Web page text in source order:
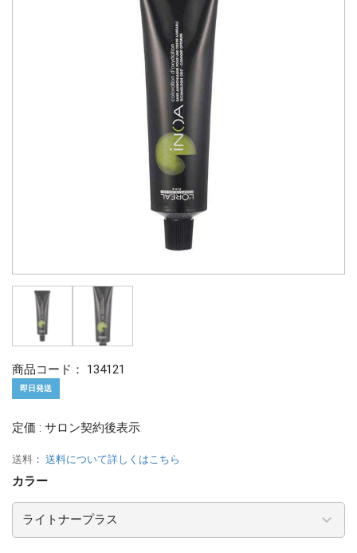
商品コード： 134121
即日発送
定価 : サロン契約後表示
送料： 送料について詳しくはこちら
カラー